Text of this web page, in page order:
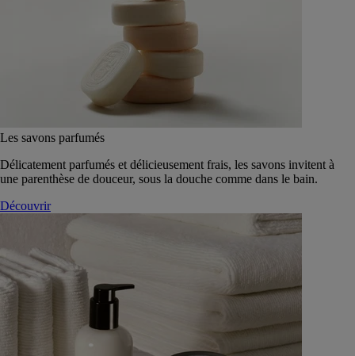
Les savons parfumés
Délicatement parfumés et délicieusement frais, les savons invitent à
une parenthèse de douceur, sous la douche comme dans le bain.
Découvrir